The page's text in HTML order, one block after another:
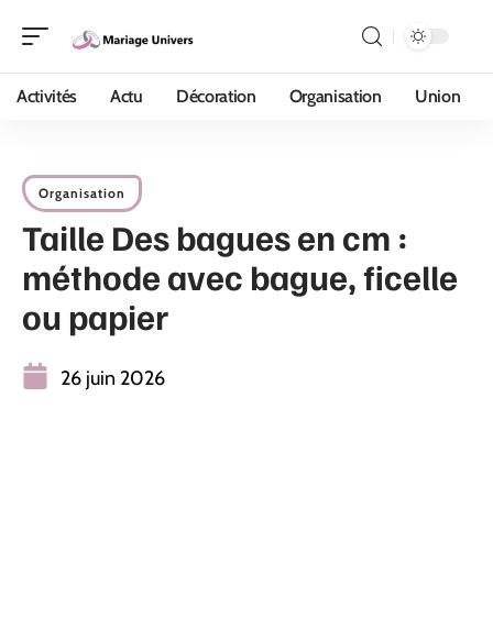
Activités Actu Décoration Organisation Union
Organisation
Taille Des bagues en cm :
méthode avec bague, ficelle
ou papier
26 juin 2026